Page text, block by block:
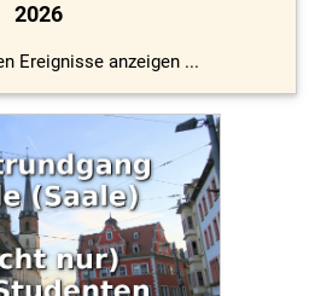
2026
Ereignisse anzeigen ...